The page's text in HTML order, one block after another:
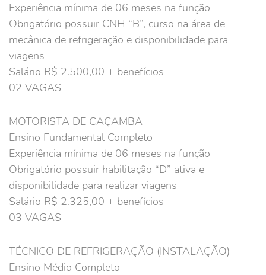
Experiência mínima de 06 meses na função
Obrigatório possuir CNH “B”, curso na área de
mecânica de refrigeração e disponibilidade para
viagens
Salário R$ 2.500,00 + benefícios
02 VAGAS
MOTORISTA DE CAÇAMBA
Ensino Fundamental Completo
Experiência mínima de 06 meses na função
Obrigatório possuir habilitação “D” ativa e
disponibilidade para realizar viagens
Salário R$ 2.325,00 + benefícios
03 VAGAS
TÉCNICO DE REFRIGERAÇÃO (INSTALAÇÃO)
Ensino Médio Completo